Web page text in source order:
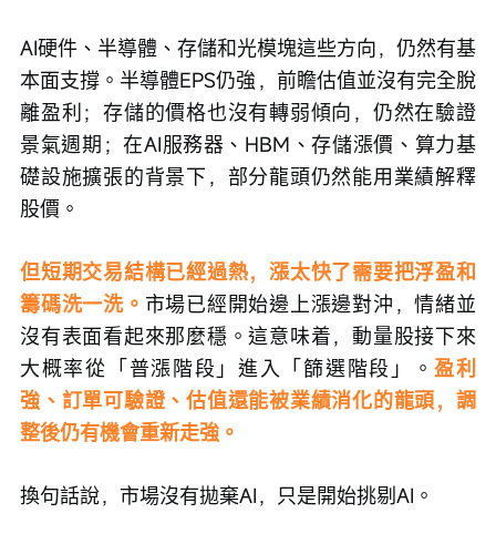
AI硬件、半導體、存儲和光模塊這些方向，仍然有基
本面支撐。半導體EPS仍強，前瞻估值並沒有完全脫
離盈利；存儲的價格也沒有轉弱傾向，仍然在驗證
景氣週期；在AI服務器、HBM、存儲漲價、算力基
礎設施擴張的背景下，部分龍頭仍然能用業績解釋
股價。
但短期交易結構已經過熱，漲太快了需要把浮盈和
籌碼洗一洗。 市場已經開始邊上漲邊對沖，情緒並
沒有表面看起來那麼穩。這意味着，動量股接下來
大概率從「普漲階段」進入「篩選階段」。盈利
強、訂單可驗證、估值還能被業績消化的龍頭，調
整後仍有機會重新走強。
換句話說，市場沒有拋棄AI，只是開始挑剔AI。